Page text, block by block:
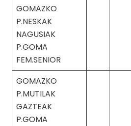
GOMAZKO
P.NESKAK
NAGUSIAK
P.GOMA
FEM.SENIOR
GOMAZKO
P.MUTILAK
GAZTEAK
P.GOMA